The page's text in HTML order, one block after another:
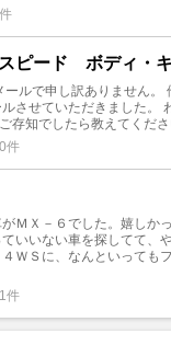
ピード ボディ・
ールで申し訳ありません。
させていただきました。
存知でしたら教えてくださ
件
ＭＸ－６でした。嬉しか
いいない車を探してて、
ＷＳに、なんといっても
件